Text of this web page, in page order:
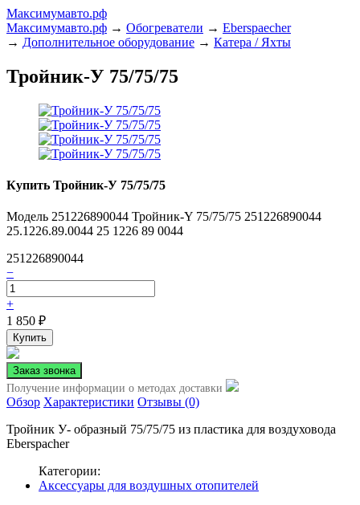
Максимумавто.рф
Максимумавто.рф → Обогреватели → Eberspaecher
→ Дополнительное оборудование → Катера / Яхты
Тройник-У 75/75/75
Купить Тройник-У 75/75/75
Модель 251226890044 Тройник-Y 75/75/75 251226890044
25.1226.89.0044 25 1226 89 0044
251226890044
−
+
1 850 ₽
Получение информации о методах доставки
Обзор Характеристики Отзывы (0)
Тройник У- образный 75/75/75 из пластика для воздуховода
Eberspacher
Категории:
Аксессуары для воздушных отопителей